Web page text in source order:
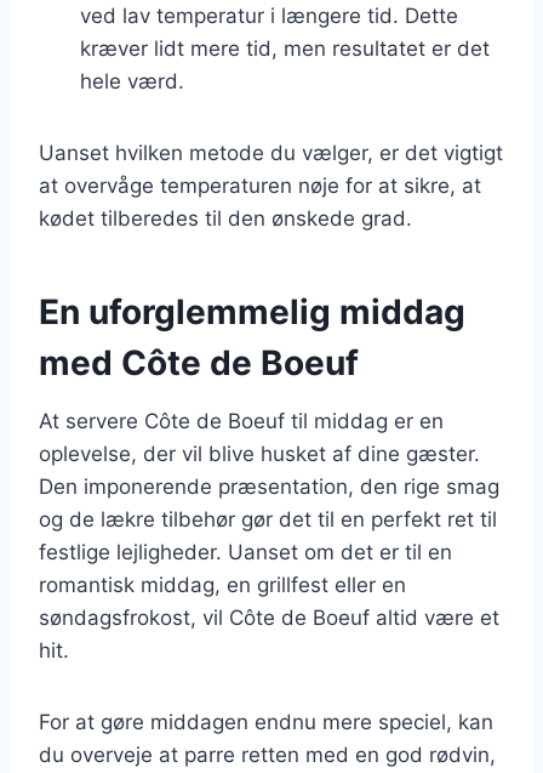
ved lav temperatur i længere tid. Dette
kræver lidt mere tid, men resultatet er det
hele værd.
Uanset hvilken metode du vælger, er det vigtigt
at overvåge temperaturen nøje for at sikre, at
kødet tilberedes til den ønskede grad.
En uforglemmelig middag
med Côte de Boeuf
At servere Côte de Boeuf til middag er en
oplevelse, der vil blive husket af dine gæster.
Den imponerende præsentation, den rige smag
og de lækre tilbehør gør det til en perfekt ret til
festlige lejligheder. Uanset om det er til en
romantisk middag, en grillfest eller en
søndagsfrokost, vil Côte de Boeuf altid være et
hit.
For at gøre middagen endnu mere speciel, kan
du overveje at parre retten med en god rødvin,